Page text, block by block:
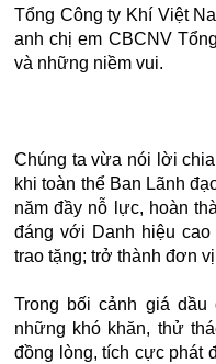
Tổng Công ty Khí Việt
anh chị em CBCNV
và những niềm vui.
Chúng ta vừa nói lời
khi toàn thể Ban Lãnh
năm đầy nỗ lực, hoàn
đáng với Danh hiệu
trao tặng; trở thành đơn
Trong bối cảnh giá
những khó khăn, thử
đồng lòng, tích cực phát